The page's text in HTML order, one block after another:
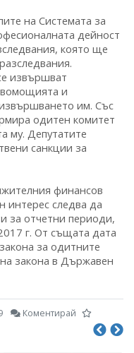
на Системата за
дейност
която ще
извършват
и
им. Със
одитен комитет
му. Депутатите
санкции за
финансов
интерес следва да
за отчетни периоди,
г. От същата дата
за одитните
закона в Държавен
Коментирай